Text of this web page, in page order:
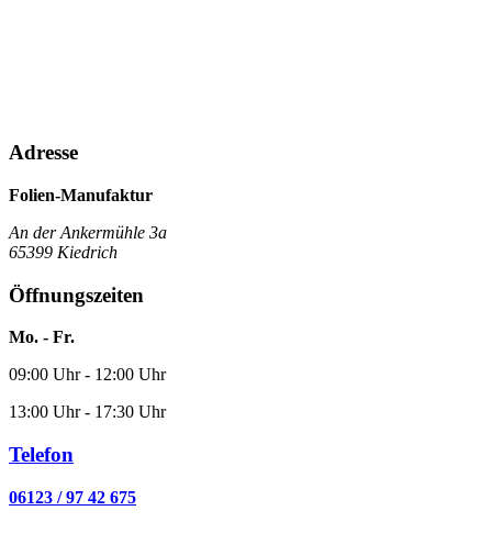
Adresse
Folien-Manufaktur
An der Ankermühle 3a
65399 Kiedrich
Öffnungszeiten
Mo. - Fr.
09:00 Uhr - 12:00 Uhr
13:00 Uhr - 17:30 Uhr
Telefon
06123 / 97 42 675